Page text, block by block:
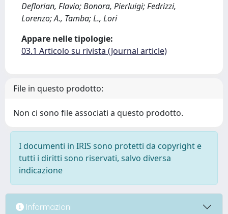
Deflorian, Flavio; Bonora, Pierluigi; Fedrizzi,
Lorenzo; A., Tamba; L., Lori
Appare nelle tipologie:
03.1 Articolo su rivista (Journal article)
File in questo prodotto:
Non ci sono file associati a questo prodotto.
I documenti in IRIS sono protetti da copyright e
tutti i diritti sono riservati, salvo diversa
indicazione
Informazioni